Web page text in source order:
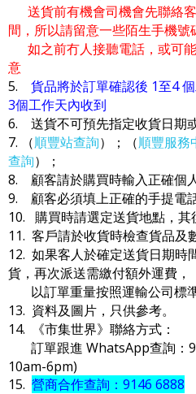
送貨前有機會司機會先聯絡
間，所以請留意一些陌生手機號
如之前冇人接聽電話，或可
意
5. 貨品將於訂單確認後 1至4
3個工作天內收到
6. 送貨不可預先指定收貨日期
7. （順豐站查詢）；（順豐服務
查詢）；
8. 顧客請於購買時輸入正確個
9. 顧客必須填上正確的手提電
10. 購買時請選定送貨地點，其
11. 客戶請於收貨時檢查貨品及
12. 如果客人於確定送貨日期時
貨，再次派送需繳付額外運費，
以訂單重量按照運輸公司標準
13. 資料及圖片，只供參考。
14. 《市集世界》聯絡方式：
訂單跟進 WhatsApp查詢：
10am-6pm)
15. 營商合作查詢：9146 6888